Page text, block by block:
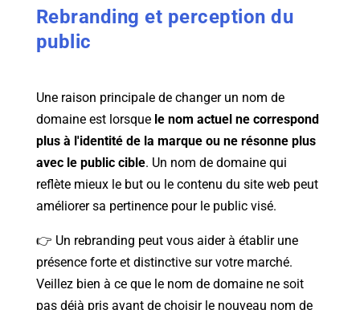
Rebranding et perception du
public
Une raison principale de changer un nom de
domaine est lorsquele nom actuel ne correspond
plus à l'identité de la marque ou ne résonne plus
avec le public cible. Un nom de domaine qui
reflète mieux le but ou le contenu du site web peut
améliorer sa pertinence pour le public visé.
👉 Un rebranding peut vous aider à établir une
présence forte et distinctive sur votre marché.
Veillez bien à ce que le nom de domaine ne soit
pas déjà pris avant de choisir le nouveau nom de